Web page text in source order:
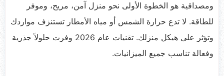
ومصداقية هو الخطوة الأولى نحو منزل آمن، مريح، وموفر
للطاقة. لا تدع حرارة الشمس أو مياه الأمطار تستنزف مواردك
وتؤثر على هيكل منزلك. تقنيات عام 2026 وفرت حلولاً جذرية
وفعالة تناسب جميع الميزانيات.